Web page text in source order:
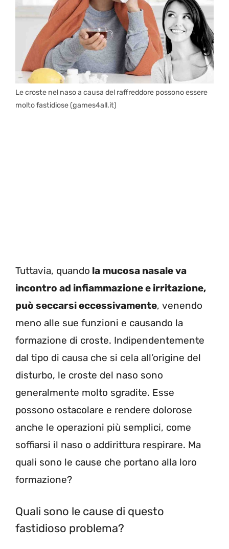
Le croste nel naso a causa del raffreddore possono essere
molto fastidiose (games4all.it)
Tuttavia, quando la mucosa nasale va
incontro ad infiammazione e irritazione,
può seccarsi eccessivamente, venendo
meno alle sue funzioni e causando la
formazione di croste. Indipendentemente
dal tipo di causa che si cela all’origine del
disturbo, le croste del naso sono
generalmente molto sgradite. Esse
possono ostacolare e rendere dolorose
anche le operazioni più semplici, come
soffiarsi il naso o addirittura respirare. Ma
quali sono le cause che portano alla loro
formazione?
Quali sono le cause di questo
fastidioso problema?